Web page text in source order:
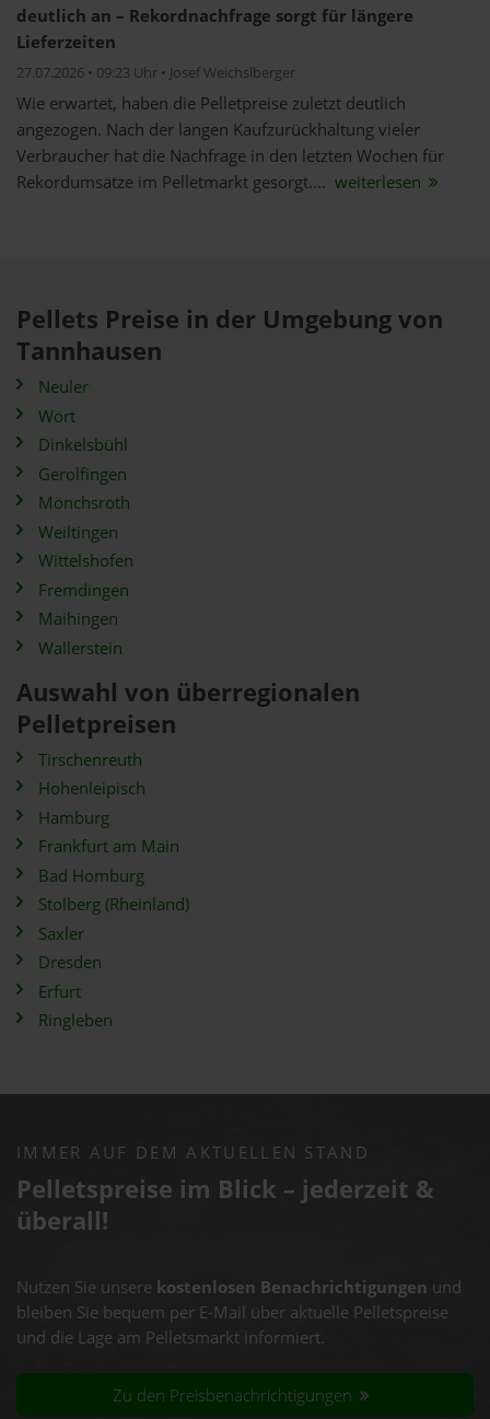
deutlich an – Rekordnachfrage sorgt für längere
Lieferzeiten
27.07.2026 • 09:23 Uhr • Josef Weichslberger
Wie erwartet, haben die Pelletpreise zuletzt deutlich
angezogen. Nach der langen Kaufzurückhaltung vieler
Verbraucher hat die Nachfrage in den letzten Wochen für
Rekordumsätze im Pelletmarkt gesorgt.... weiterlesen
Pellets Preise in der Umgebung von
Tannhausen
Neuler
Wört
Dinkelsbühl
Gerolfingen
Mönchsroth
Weiltingen
Wittelshofen
Fremdingen
Maihingen
Wallerstein
Auswahl von überregionalen
Pelletpreisen
Tirschenreuth
Hohenleipisch
Hamburg
Frankfurt am Main
Bad Homburg
Stolberg (Rheinland)
Saxler
Dresden
Erfurt
Ringleben
IMMER AUF DEM AKTUELLEN STAND
Pelletspreise im Blick – jederzeit &
überall!
Nutzen Sie unsere kostenlosen Benachrichtigungen und
bleiben Sie bequem per E-Mail über aktuelle Pelletspreise
und die Lage am Pelletsmarkt informiert.
Zu den Preisbenachrichtigungen